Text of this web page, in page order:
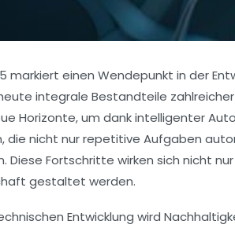
markiert einen Wendepunkt in der
integrale Bestandteile
Horizonte, um dank intelligenter
die nicht nur repetitive Aufgaben
Diese Fortschritte wirken sich nicht
gestaltet werden.
Entwicklung wird